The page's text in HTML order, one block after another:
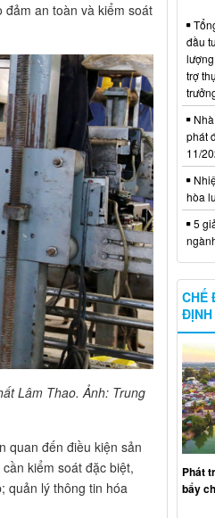
đảm an toàn và kiểm soát
Lâm Thao. Ảnh: Trung
quan đến điều kiện sản
kiểm soát đặc biệt,
quản lý thông tin hóa
đầu
trợ
Nhà
phát
11/
hòa
5
CHẾ
ĐỊNH
Phát
bẩy